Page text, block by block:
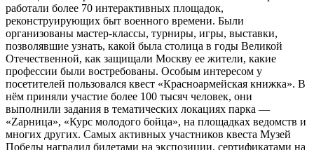
работали более 70 интерактивных площадок,
реконструирующих быт военного времени. Были
организованы мастер-классы, турниры, игры, выставки,
позволявшие узнать, какой была столица в годы Великой
Отечественной, как защищали Москву ее жители, какие
профессии были востребованы. Особым интересом у
посетителей пользовался квест «Красноармейская книжка». В
нём приняли участие более 100 тысяч человек, они
выполнили задания в тематических локациях парка —
«Zарница», «Курс молодого бойца», на площадках ведомств и
многих других. Самых активных участников квеста Музей
Победы наградил билетами на экспозиции, сертификатами на